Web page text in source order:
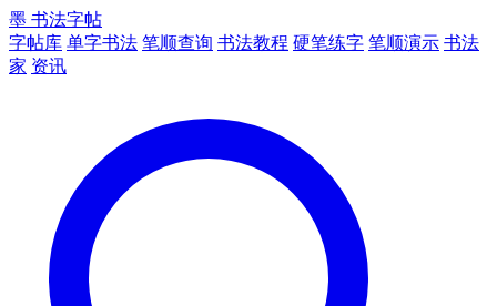
墨 书法字帖
字帖库 单字书法 笔顺查询 书法教程 硬笔练字 笔顺演示 书法
家 资讯